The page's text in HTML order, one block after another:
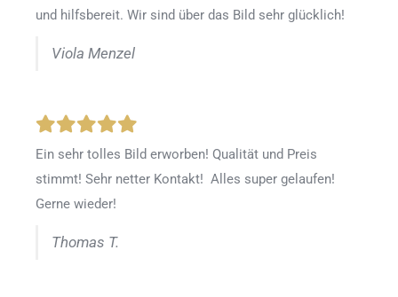
und hilfsbereit. Wir sind über das Bild sehr glücklich!
Viola Menzel
Ein sehr tolles Bild erworben! Qualität und Preis
stimmt! Sehr netter Kontakt! Alles super gelaufen!
Gerne wieder!
Thomas T.